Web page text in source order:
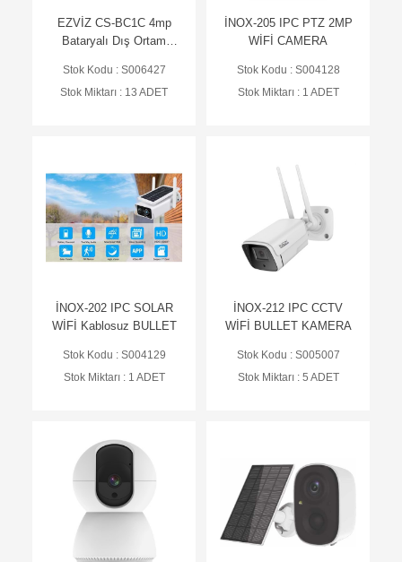
EZVİZ CS-BC1C 4mp
Bataryalı Dış Ortam
Stok Kodu : S006427
Stok Miktarı : 13 ADET
İNOX-205 IPC PTZ 2MP
WİFİ CAMERA
Stok Kodu : S004128
Stok Miktarı : 1 ADET
İNOX-202 IPC SOLAR
WİFİ Kablosuz BULLET
Stok Kodu : S004129
Stok Miktarı : 1 ADET
İNOX-212 IPC CCTV
WİFİ BULLET KAMERA
Stok Kodu : S005007
Stok Miktarı : 5 ADET